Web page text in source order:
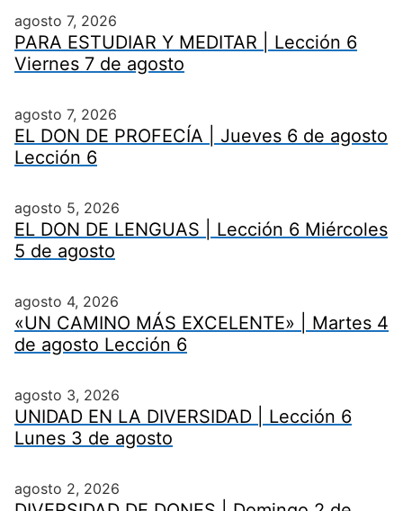
agosto 7, 2026
PARA ESTUDIAR Y MEDITAR | Lección 6
Viernes 7 de agosto
agosto 7, 2026
EL DON DE PROFECÍA | Jueves 6 de agosto
Lección 6
agosto 5, 2026
EL DON DE LENGUAS | Lección 6 Miércoles
5 de agosto
agosto 4, 2026
«UN CAMINO MÁS EXCELENTE» | Martes 4
de agosto Lección 6
agosto 3, 2026
UNIDAD EN LA DIVERSIDAD | Lección 6
Lunes 3 de agosto
agosto 2, 2026